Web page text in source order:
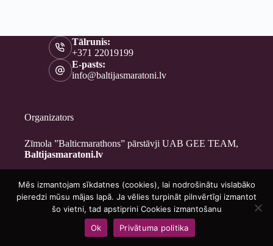
Tālrunis:
+371 22019199
E-pasts:
info@baltijasmaratoni.lv
Organizators
Zīmola ”Balticmarathons” pārstāvji UAB GEE TEAM,
Baltijasmaratoni.lv
Kontakti
Par mums
Brīvprātīgajiem
Privātuma politika
Copyright © 2026 - Baltijasmaratoni.lv
Mēs izmantojam sīkdatnes (cookies), lai nodrošinātu vislabāko
pieredzi mūsu mājas lapā. Ja vēlies turpināt pilnvērtīgi izmantot
šo vietni, tad apstiprini Cookies izmantošanu
Ok
Privātuma politika